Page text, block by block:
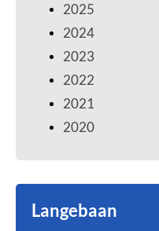
2025
2024
2023
2022
2021
2020
Langebaan